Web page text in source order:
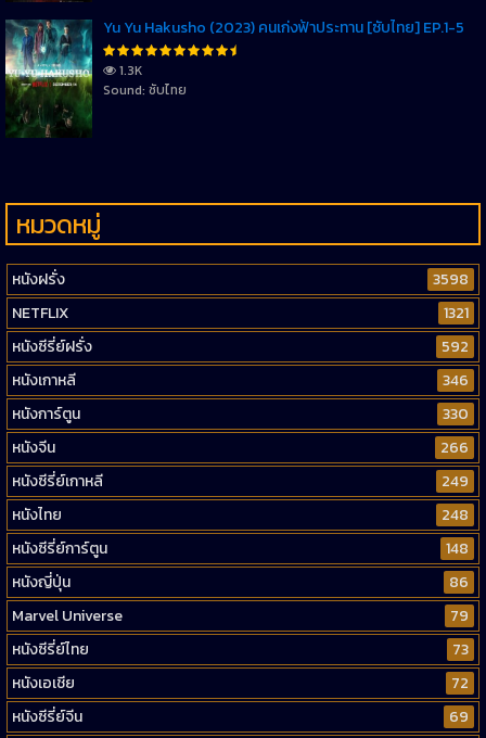
Yu Yu Hakusho (2023) คนเก่งฟ้าประทาน [ซับไทย] EP.1-5
1.3K
Sound: ซับไทย
หมวดหมู่
หนังฝรั่ง
3598
NETFLIX
1321
หนังซีรี่ย์ฝรั่ง
592
หนังเกาหลี
346
หนังการ์ตูน
330
หนังจีน
266
หนังซีรี่ย์เกาหลี
249
หนังไทย
248
หนังซีรี่ย์การ์ตูน
148
หนังญี่ปุ่น
86
Marvel Universe
79
หนังซีรี่ย์ไทย
73
หนังเอเชีย
72
หนังซีรี่ย์จีน
69